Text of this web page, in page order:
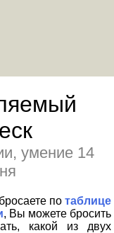
умение 14
по таблице
, Вы можете бросить
какой из двух